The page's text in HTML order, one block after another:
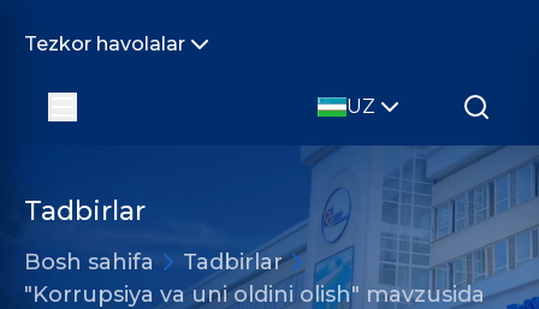
Tezkor havolalar
UZ
Tadbirlar
Bosh sahifa
Tadbirlar
"Korrupsiya va uni oldini olish" mavzusida